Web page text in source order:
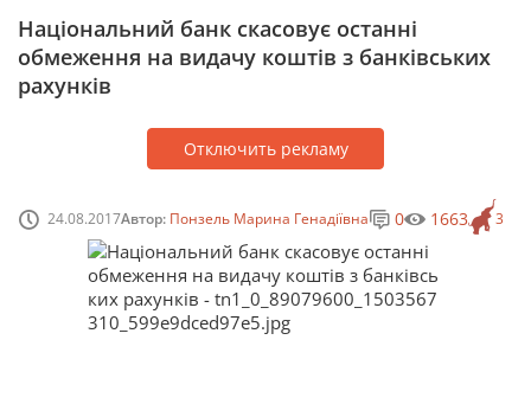
Національний банк скасовує останні
обмеження на видачу коштів з банківських
рахунків
Отключить рекламу
24.08.2017Автор: Понзель Марина Генадіївна 3
0 1663